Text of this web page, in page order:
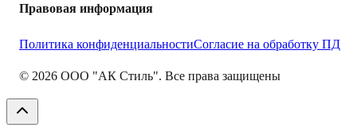
Правовая информация
Политика конфиденциальностиСогласие на обработку ПД
© 2026 ООО "АК Стиль". Все права защищены